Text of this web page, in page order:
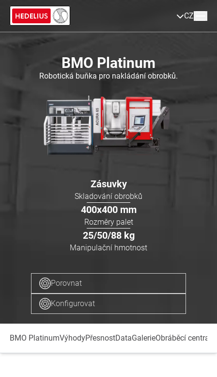
CZ
BMO Platinum
Robotická buňka pro nakládání obrobků.
Zásuvky
Skladování obrobků
400x400 mm
Rozměry palet
25/50/88 kg
Manipulační hmotnost
Porovnat
Konfigurovat
BMO PlatinumVýhodyPřesnostDataGalerieObráběcí centra